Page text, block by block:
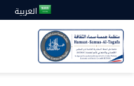
العربية